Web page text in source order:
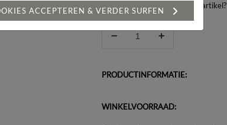
Heeft u een vraag over dit artikel?
PRODUCTINFORMATIE:
WINKELVOORRAAD:
ACCEPTEREN & VERDER SURFEN